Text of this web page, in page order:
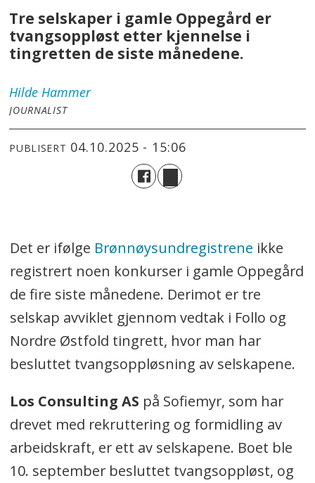
Tre selskaper i gamle Oppegård er
tvangsoppløst etter kjennelse i
tingretten de siste månedene.
Hilde Hammer
JOURNALIST
PUBLISERT 04.10.2025 - 15:06
Det er ifølge Brønnøysundregistrene ikke
registrert noen konkurser i gamle Oppegård
de fire siste månedene. Derimot er tre
selskap avviklet gjennom vedtak i Follo og
Nordre Østfold tingrett, hvor man har
besluttet tvangsoppløsning av selskapene.
Los Consulting AS på Sofiemyr, som har
drevet med rekruttering og formidling av
arbeidskraft, er ett av selskapene. Boet ble
10. september besluttet tvangsoppløst, og